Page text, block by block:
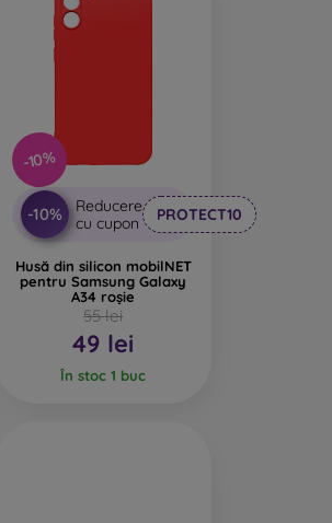
-10%
-10%
Reducere
cu cupon
PROTECT10
Husă din silicon mobilNET
pentru Samsung Galaxy
A34 roșie
55 lei
49 lei
În stoc 1 buc